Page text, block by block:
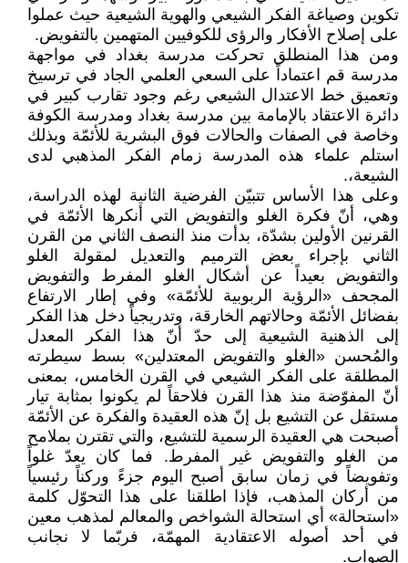
تكوين وصياغة الفكر الشيعي والهوية الشيعية حيث عملوا
على إصلاح الأفكار والرؤى للكوفيين المتهمين بالتفويض.
ومن هذا المنطلق تحركت مدرسة بغداد في مواجهة
مدرسة قم اعتماداً على السعي العلمي الجاد في ترسيخ
وتعميق خط الاعتدال الشيعي رغم وجود تقارب كبير في
دائرة الاعتقاد بالإمامة بين مدرسة بغداد ومدرسة الكوفة
وخاصة في الصفات والحالات فوق البشرية للأئمّة وبذلك
استلم علماء هذه المدرسة زمام الفكر المذهبي لدى
الشيعة،.
وعلى هذا الأساس تتبيّن الفرضية الثانية لهذه الدراسة،
وهي، أنّ فكرة الغلو والتفويض التي أنكرها الأئمّة في
القرنين الأولين بشدّة، بدأت منذ النصف الثاني من القرن
الثاني بإجراء بعض الترميم والتعديل لمقولة الغلو
والتفويض بعيداً عن أشكال الغلو المفرط والتفويض
المجحف «الرؤية الربوبية للأئمّة» وفي إطار الارتفاع
بفضائل الأئمّة وحالاتهم الخارقة، وتدريجياً دخل هذا الفكر
إلى الذهنية الشيعية إلى حدّ أنّ هذا الفكر المعدل
والمُحسن «الغلو والتفويض المعتدلين» بسط سيطرته
المطلقة على الفكر الشيعي في القرن الخامس، بمعنى
أنّ المفوّضة منذ هذا القرن فلاحقاً لم يكونوا بمثابة تيار
مستقل عن التشيع بل إنّ هذه العقيدة والفكرة عن الأئمّة
أصبحت هي العقيدة الرسمية للتشيع، والتي تقترن بملامح
من الغلو والتفويض غير المفرط. فما كان يعدّ غلواً
وتفويضاً في زمان سابق أصبح اليوم جزءً وركناً رئيسياً
من أركان المذهب، فإذا اطلقنا على هذا التحوّل كلمة
«استحالة» أي استحالة الشواخص والمعالم لمذهب معين
في أحد أصوله الاعتقادية المهمّة، فربّما لا نجانب
الصواب.